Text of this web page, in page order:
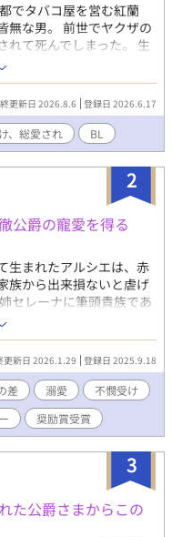
でタバコ屋を営む紅蘭
無な男。 前世でヤクザの
れて死んでしまった。 生
なく自由に生きていた。
る。 数多の男を喰らって
の相手をするよう命じて
、暴君と呼ばれる皇帝が
対にバレるものかと皇帝
しまい寵愛を受けるはめ
たい紅蘭と、紅蘭を逃し
！ ※主人公、皇帝共に不
す。 ※男女の肉体関係を
なだけのオリジナルな世
したが、他サイトにて続
分自身も書きたい場面
くまで完結にはしません
更新日 2026.8.6 登録日 2026.6.17
、総愛され BL
2
公爵の寵愛を得る
生まれたアルシエは、赤
族から出来損ないと虐げ
セレーナに筆頭貴族であ
まれたのだが、ルディ
式一週間前に姿を消して
父はルディウスに、セレ
りとして嫁がせるという
ーナを手に入れたいルデ
シエは縁繋ぎの為だけに
からも受け入れて貰えな
いたアルシエの元に、療
オルウェンの優しさに戸
が、ある日をきっかけ
り⋯⋯。 冷徹公爵×伯爵
更新日 2026.1.29 登録日 2025.9.18
差 溺愛
不憫受け
奨励賞受賞
3
た公爵さまからこの